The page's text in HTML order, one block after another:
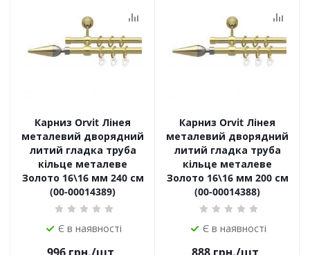
Карниз Orvit Лінея
металевий дворядний
литий гладка труба
кільце металеве
Золото 16\16 мм 240 см
(00-00014389)
Є в наявності
Карниз Orvit Лінея
металевий дворядний
литий гладка труба
кільце металеве
Золото 16\16 мм 200 см
(00-00014388)
Є в наявності